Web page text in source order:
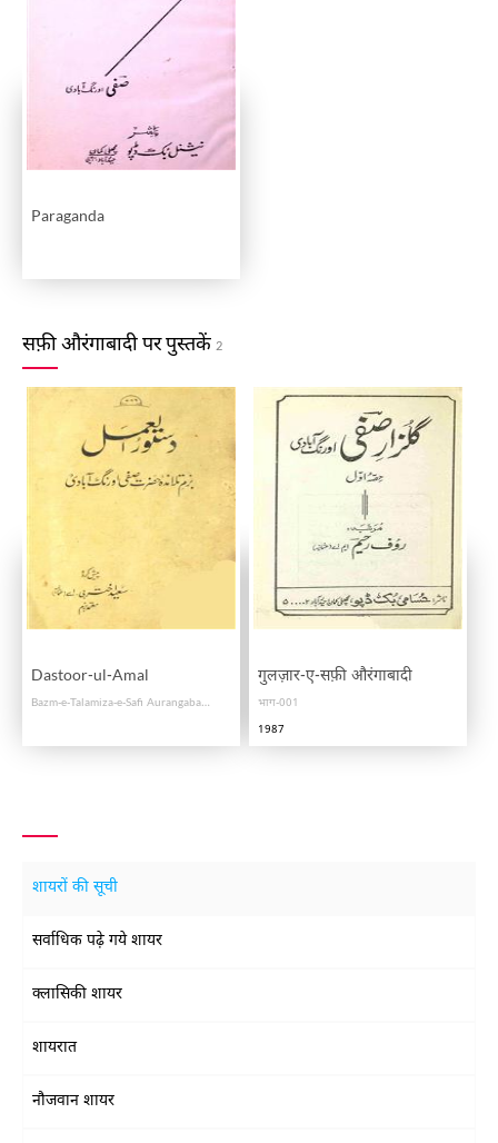
Paraganda
सफ़ी औरंगाबादी पर पुस्तकें 2
Dastoor-ul-Amal
Bazm-e-Talamiza-e-Safi Aurangabadi
गुलज़ार-ए-सफ़ी औरंगाबादी
भाग-001
1987
शायरों की सूची
सर्वाधिक पढ़े गये शायर
क्लासिकी शायर
शायरात
नौजवान शायर